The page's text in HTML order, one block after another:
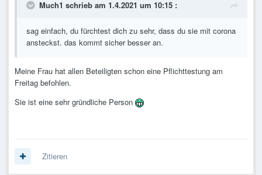
Much1 schrieb am 1.4.2021 um 10:15 :
sag einfach, du fürchtest dich zu sehr, dass du sie mit corona
ansteckst. das kommt sicher besser an.
Meine Frau hat allen Beteiligten schon eine Pflichttestung am
Freitag befohlen.
Sie ist eine sehr gründliche Person
Zitieren